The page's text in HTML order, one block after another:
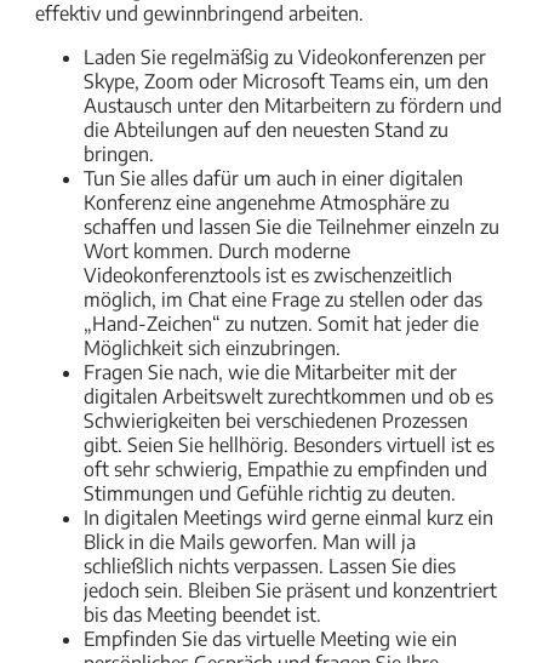
effektiv und gewinnbringend arbeiten.
Laden Sie regelmäßig zu Videokonferenzen per
Skype, Zoom oder Microsoft Teams ein, um den
Austausch unter den Mitarbeitern zu fördern und
die Abteilungen auf den neuesten Stand zu
bringen.
Tun Sie alles dafür um auch in einer digitalen
Konferenz eine angenehme Atmosphäre zu
schaffen und lassen Sie die Teilnehmer einzeln zu
Wort kommen. Durch moderne
Videokonferenztools ist es zwischenzeitlich
möglich, im Chat eine Frage zu stellen oder das
„Hand-Zeichen“ zu nutzen. Somit hat jeder die
Möglichkeit sich einzubringen.
Fragen Sie nach, wie die Mitarbeiter mit der
digitalen Arbeitswelt zurechtkommen und ob es
Schwierigkeiten bei verschiedenen Prozessen
gibt. Seien Sie hellhörig. Besonders virtuell ist es
oft sehr schwierig, Empathie zu empfinden und
Stimmungen und Gefühle richtig zu deuten.
In digitalen Meetings wird gerne einmal kurz ein
Blick in die Mails geworfen. Man will ja
schließlich nichts verpassen. Lassen Sie dies
jedoch sein. Bleiben Sie präsent und konzentriert
bis das Meeting beendet ist.
Empfinden Sie das virtuelle Meeting wie ein